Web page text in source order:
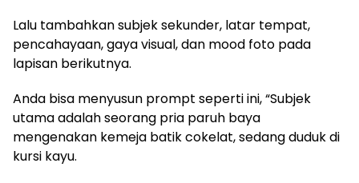
Lalu tambahkan subjek sekunder, latar tempat,
pencahayaan, gaya visual, dan mood foto pada
lapisan berikutnya.
Anda bisa menyusun prompt seperti ini, “Subjek
utama adalah seorang pria paruh baya
mengenakan kemeja batik cokelat, sedang duduk di
kursi kayu.